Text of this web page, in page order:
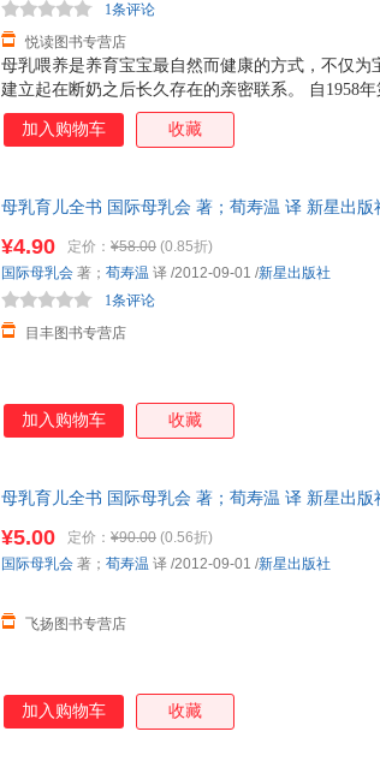
母乳喂养是养育宝宝最自然而健康的方式，不仅
建立起在断奶之后长久存在的亲密联系。 自1958
支持，已成为全球妈妈信赖、专业的哺乳指南书。
哺乳期可能遇到的所有问题： ★让剖宫产和难产
疸、乳腺炎和更多其他病症 如果你正为母乳喂
悦读图书专营店
1条评论
加入购物车 收藏
母乳育儿全书 国际母乳会 著；荀寿温 译 新星出
¥4.90 定价： ¥58.00 (0.85折)
目丰图书专营店
1条评论
国际母乳会 著； 荀寿温 译 /2012-09-01 /新星出版社
加入购物车 收藏
母乳育儿全书 国际母乳会 著；荀寿温 译 新星出
¥5.00 定价： ¥90.00 (0.56折)
飞扬图书专营店
国际母乳会 著； 荀寿温 译 /2012-09-01 /新星出版社
加入购物车 收藏